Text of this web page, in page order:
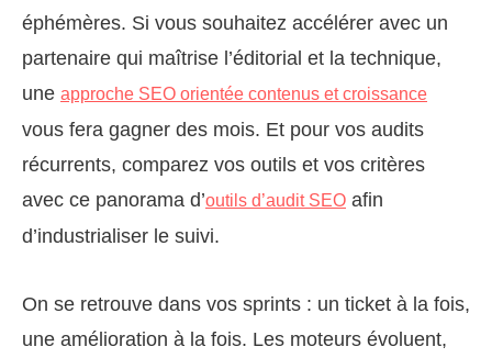
éphémères. Si vous souhaitez accélérer avec un
partenaire qui maîtrise l’éditorial et la technique,
une approche SEO orientée contenus et croissance
vous fera gagner des mois. Et pour vos audits
récurrents, comparez vos outils et vos critères
avec ce panorama d’outils d’audit SEO afin
d’industrialiser le suivi.
On se retrouve dans vos sprints : un ticket à la fois,
une amélioration à la fois. Les moteurs évoluent,